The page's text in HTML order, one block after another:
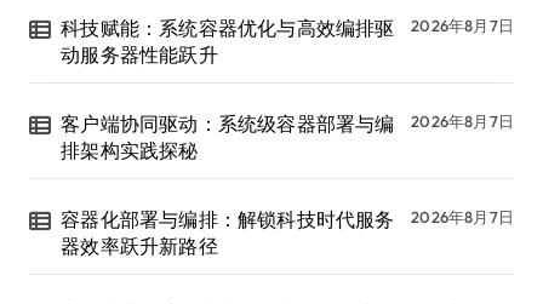
科技赋能：系统容器优化与高效编排驱
动服务器性能跃升
2026年8月7日
客户端协同驱动：系统级容器部署与编
排架构实践探秘
2026年8月7日
容器化部署与编排：解锁科技时代服务
器效率跃升新路径
2026年8月7日